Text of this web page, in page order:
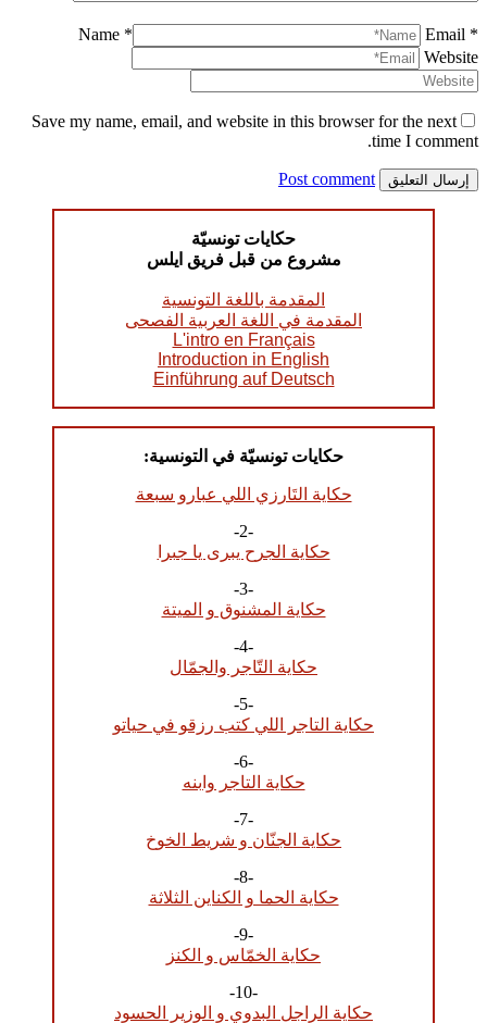
Name *
Email *
Website
Save my name, email, and website in this browser for the next
time I comment.
Post comment
حكايات تونسيّة
مشروع من قبل فريق ايلس
المقدمة باللغة التونسية
المقدمة في اللغة العربية الفصحى
L'intro en Français
Introduction in English
Einführung auf Deutsch
حكايات تونسيّة في التونسية:
حكاية التَارزي اللي عبارو سبعة
-2-
حكاية الجرح يبرى يا جبرا
-3-
حكاية المشنوق و الميتة
-4-
حكاية التّاجر والجمّال
-5-
حكاية التاجر اللي كتب رزقو في حياتو
-6-
حكاية التاجر وابنه
-7-
حكاية الجنّان و شريط الخوخ
-8-
حكاية الحما و الكناين الثلاثة
-9-
حكاية الخمّاس و الكنز
-10-
حكاية الراجل البدوي و الوزير الحسود